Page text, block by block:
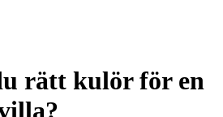
rätt kulör för en